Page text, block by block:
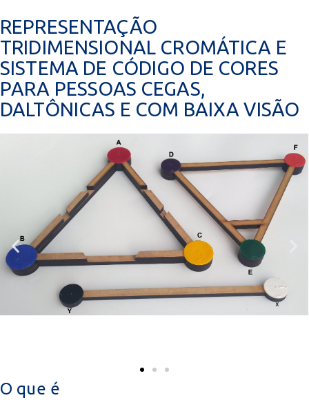
REPRESENTAÇÃO
TRIDIMENSIONAL CROMÁTICA E
SISTEMA DE CÓDIGO DE CORES
PARA PESSOAS CEGAS,
DALTÔNICAS E COM BAIXA VISÃO
O que é